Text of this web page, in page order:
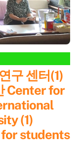
구 센터(1)
Center for
(1)
students